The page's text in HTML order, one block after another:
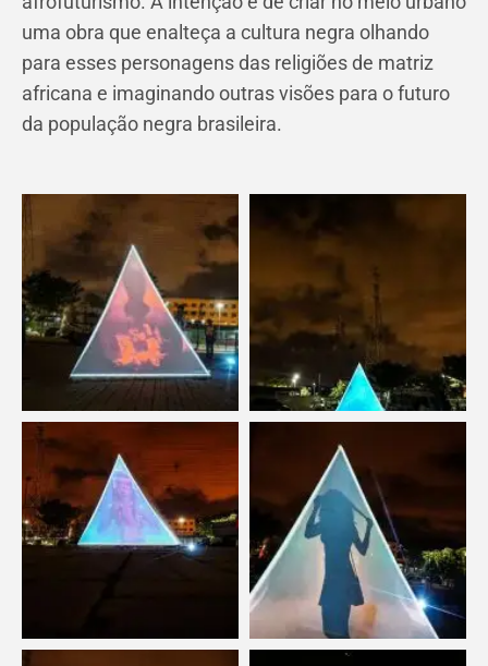
uma obra que enalteça a cultura negra olhando
para esses personagens das religiões de matriz
africana e imaginando outras visões para o futuro
da população negra brasileira.